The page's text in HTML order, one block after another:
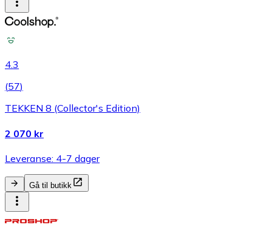
4.3
(57)
TEKKEN 8 (Collector's Edition)
2 070 kr
Leveranse: 4-7 dager
Gå til butikk